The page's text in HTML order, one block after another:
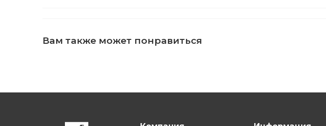
Вам также может понравиться